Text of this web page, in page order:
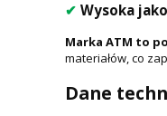
✔ Wysoka
Marka ATM to
materiałów, co
Dane